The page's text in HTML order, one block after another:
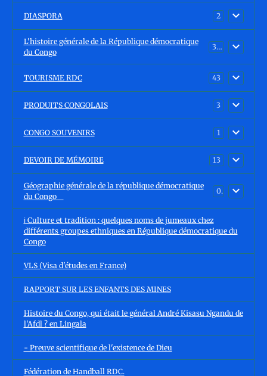
DIASPORA 2
L'histoire générale de la République démocratique
du Congo
30
TOURISME RDC 43
PRODUITS CONGOLAIS 3
CONGO SOUVENIRS 1
DEVOIR DE MÉMOIRE 13
Géographie générale de la république démocratique
du Congo
0
ℹ️ Culture et tradition : quelques noms de jumeaux chez
différents groupes ethniques en République démocratique du
Congo
VLS (Visa d'études en France)
RAPPORT SUR LES ENFANTS DES MINES
Histoire du Congo, qui était le général André Kisasu Ngandu de
l'Afdl ? en Lingala
- Preuve scientifique de l'existence de Dieu
Fédération de Handball RDC.